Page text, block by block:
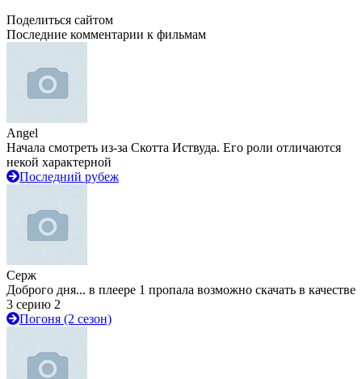
Поделиться сайтом
Последние комментарии к фильмам
Angel
Начала смотреть из-за Скотта Иствуда. Его роли отличаются
некой характерной
Последний рубеж
Серж
Доброго дня... в плеере 1 пропала возможно скачать в качестве
3 серию 2
Погоня (2 сезон)